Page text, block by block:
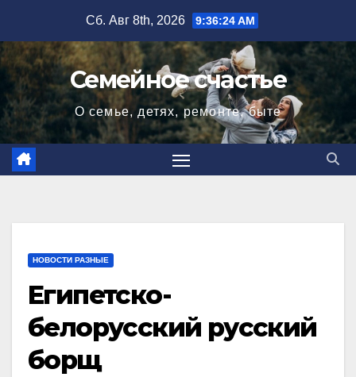
содержимому
Сб. Авг 8th, 2026 9:36:26 AM
Семейное счастье
О семье, детях, ремонте, быте
НОВОСТИ РАЗНЫЕ
Египетско-
белорусский русский
борщ